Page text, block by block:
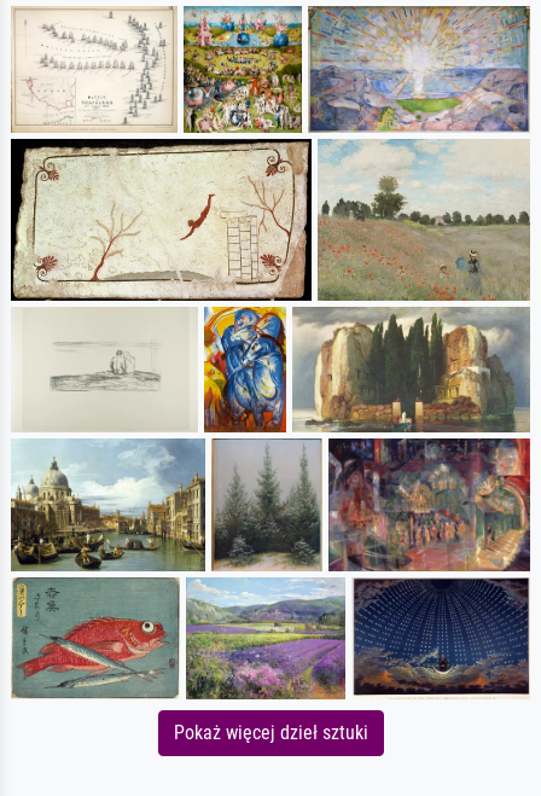
Pokaż więcej dzieł sztuki